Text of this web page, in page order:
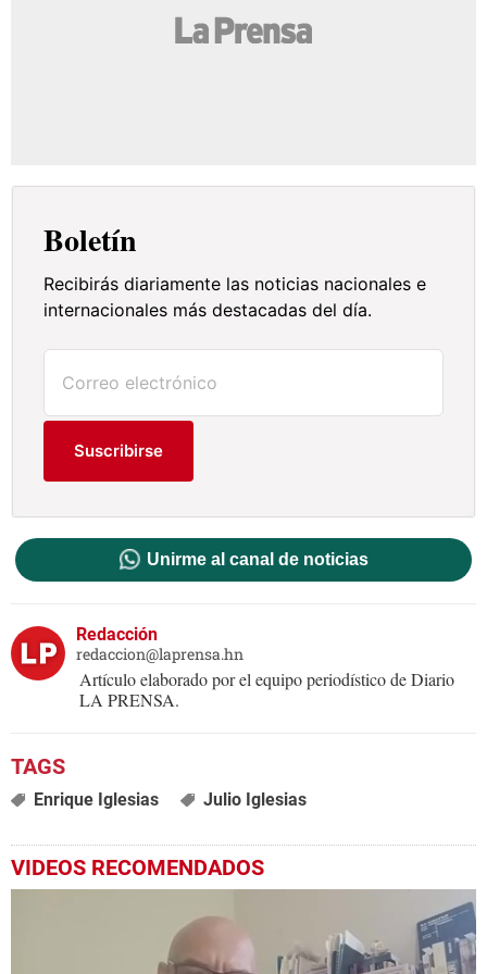
Boletín
Recibirás diariamente las noticias nacionales e
internacionales más destacadas del día.
Suscribirse
Unirme al canal de noticias
Redacción
redaccion@laprensa.hn
Artículo elaborado por el equipo periodístico de Diario
LA PRENSA.
Enrique Iglesias Julio Iglesias
VIDEOS RECOMENDADOS